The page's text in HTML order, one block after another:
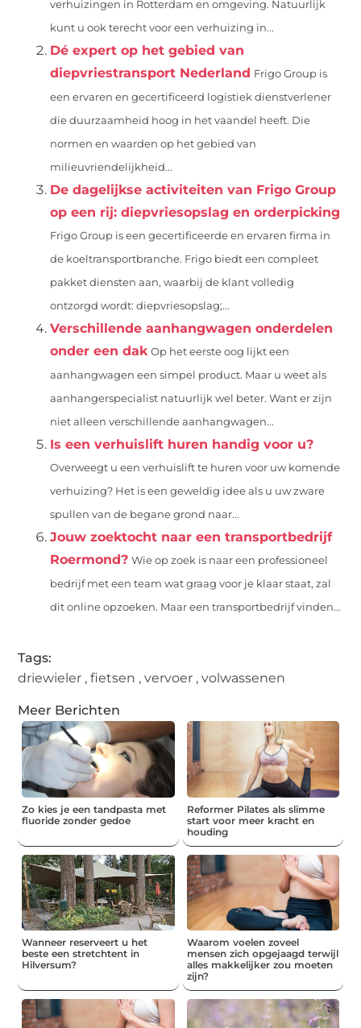
verhuizingen in Rotterdam en omgeving. Natuurlijk
kunt u ook terecht voor een verhuizing in...
Dé expert op het gebied van
diepvriestransport Nederland Frigo Group is
een ervaren en gecertificeerd logistiek dienstverlener
die duurzaamheid hoog in het vaandel heeft. Die
normen en waarden op het gebied van
milieuvriendelijkheid...
De dagelijkse activiteiten van Frigo Group
op een rij: diepvriesopslag en orderpicking
Frigo Group is een gecertificeerde en ervaren firma in
de koeltransportbranche. Frigo biedt een compleet
pakket diensten aan, waarbij de klant volledig
ontzorgd wordt: diepvriesopslag;...
Verschillende aanhangwagen onderdelen
onder een dak Op het eerste oog lijkt een
aanhangwagen een simpel product. Maar u weet als
aanhangerspecialist natuurlijk wel beter. Want er zijn
niet alleen verschillende aanhangwagen...
Is een verhuislift huren handig voor u?
Overweegt u een verhuislift te huren voor uw komende
verhuizing? Het is een geweldig idee als u uw zware
spullen van de begane grond naar...
Jouw zoektocht naar een transportbedrijf
Roermond? Wie op zoek is naar een professioneel
bedrijf met een team wat graag voor je klaar staat, zal
dit online opzoeken. Maar een transportbedrijf vinden...
Tags:
driewieler ,fietsen ,vervoer ,volwassenen
Meer Berichten
Zo kies je een tandpasta met
fluoride zonder gedoe
Reformer Pilates als slimme
start voor meer kracht en
houding
Wanneer reserveert u het
beste een stretchtent in
Hilversum?
Waarom voelen zoveel
mensen zich opgejaagd terwijl
alles makkelijker zou moeten
zijn?